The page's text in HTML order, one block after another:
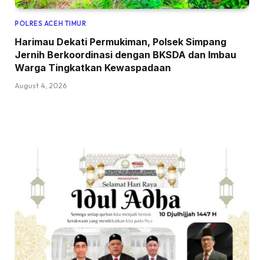
POLRES ACEH TIMUR
Harimau Dekati Permukiman, Polsek Simpang
Jernih Berkoordinasi dengan BKSDA dan Imbau
Warga Tingkatkan Kewaspadaan
August 4, 2026